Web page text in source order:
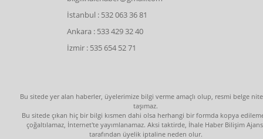
İstanbul : 532 063 36 81
Ankara : 533 429 32 40
İzmir : 535 654 52 71
Bu sitede yer alan haberler, üyelerimize bilgi verme amaçlı olup, resmi belge
taşımaz.
Bu sitede çıkan hiç bir bilgi kısmen dahi olsa herhangi bir formda kopya
çoğaltılamaz, İnternet'te yayımlanamaz. Aksi taktirde, İhale Haber Bilişim
tarafından üyelik iptaline neden olur.